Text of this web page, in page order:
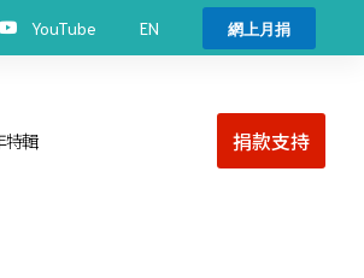
YouTube EN 網上月捐
特輯 捐款支持